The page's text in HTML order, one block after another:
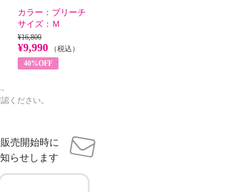
カラー： ブリーチ
サイズ： Ｍ
¥16,800
¥9,990
（税込）
40%OFF
ください。
売開始時に
らせします